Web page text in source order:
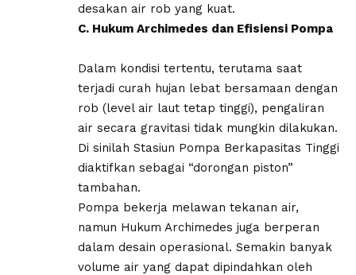
desakan air rob yang kuat.
​C. Hukum Archimedes dan Efisiensi Pompa
​Dalam kondisi tertentu, terutama saat
terjadi curah hujan lebat bersamaan dengan
rob (level air laut tetap tinggi), pengaliran
air secara gravitasi tidak mungkin dilakukan.
Di sinilah Stasiun Pompa Berkapasitas Tinggi
diaktifkan sebagai “dorongan piston”
tambahan.
​Pompa bekerja melawan tekanan air,
namun Hukum Archimedes juga berperan
dalam desain operasional. Semakin banyak
volume air yang dapat dipindahkan oleh